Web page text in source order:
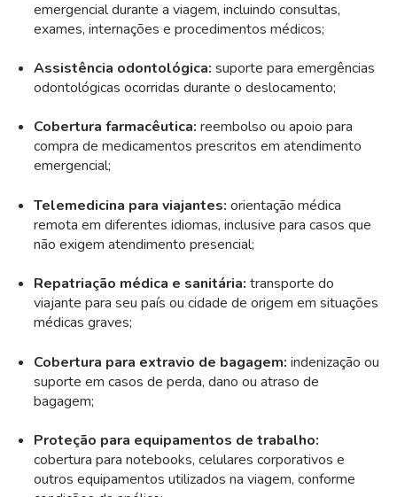
emergencial durante a viagem, incluindo consultas,
exames, internações e procedimentos médicos;
Assistência odontológica: suporte para emergências
odontológicas ocorridas durante o deslocamento;
Cobertura farmacêutica: reembolso ou apoio para
compra de medicamentos prescritos em atendimento
emergencial;
Telemedicina para viajantes: orientação médica
remota em diferentes idiomas, inclusive para casos que
não exigem atendimento presencial;
Repatriação médica e sanitária: transporte do
viajante para seu país ou cidade de origem em situações
médicas graves;
Cobertura para extravio de bagagem: indenização ou
suporte em casos de perda, dano ou atraso de
bagagem;
Proteção para equipamentos de trabalho:
cobertura para notebooks, celulares corporativos e
outros equipamentos utilizados na viagem, conforme